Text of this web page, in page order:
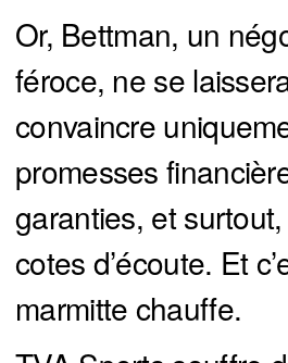
Or, Bettman, un
féroce, ne se
convaincre
promesses
garanties, et
cotes d’écoute. Et
marmitte chauffe.